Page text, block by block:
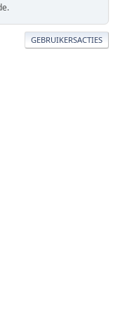
GEBRUIKERSACTIES